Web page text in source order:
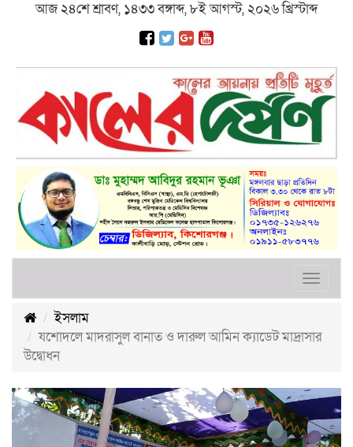
আজ ২৪শে শ্রাবণ, ১৪৩৩ বঙ্গাব্দ, ৮ই আগস্ট, ২০২৬ খ্রিস্টাব্দ
Toggle
ইসলাম
যশোদলে মাদরাসুল বানাত ও দারুল আমিন ক্যাডেট মাদ্রাসার
উদ্বোধন